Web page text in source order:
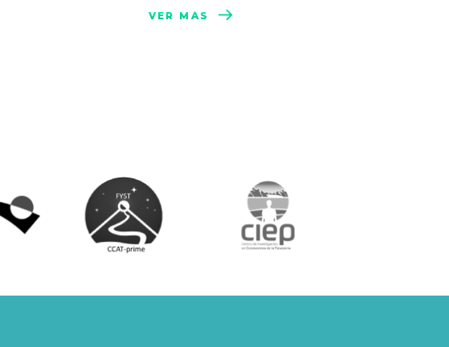
VER MÁS